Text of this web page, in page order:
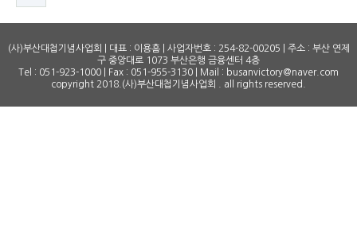
(사)부산대첩기념사업회 | 대표 : 이용흠 | 사업자번호 : 254-82-00205 | 주소 : 부산 연제
구 중앙대로 1073 부산은행 금융센터 4층
Tel : 051-923-1000 | Fax : 051-955-3130 | Mail : busanvictory@naver.com
copyright 2018.(사)부산대첩기념사업회 . all rights reserved.